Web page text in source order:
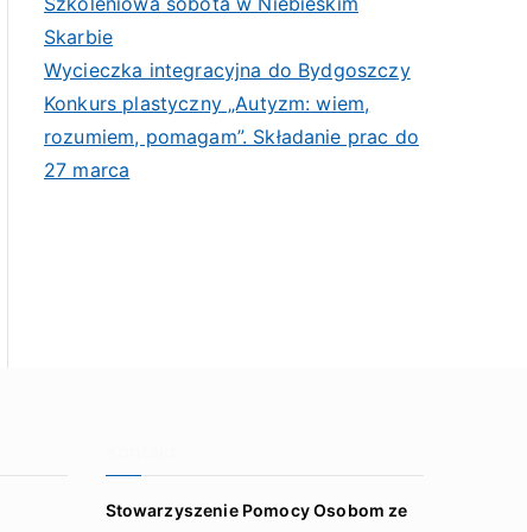
Skarbie
Wycieczka integracyjna do Bydgoszczy
Konkurs plastyczny „Autyzm: wiem,
rozumiem, pomagam”. Składanie prac do
27 marca
Stowarzyszenie Pomocy Osobom ze